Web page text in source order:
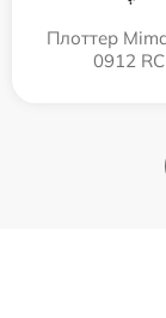
Плоттер
0912